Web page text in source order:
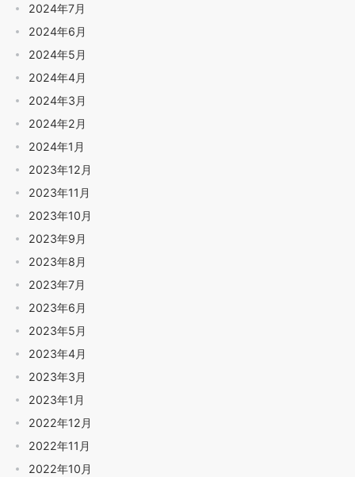
2024年7月
2024年6月
2024年5月
2024年4月
2024年3月
2024年2月
2024年1月
2023年12月
2023年11月
2023年10月
2023年9月
2023年8月
2023年7月
2023年6月
2023年5月
2023年4月
2023年3月
2023年1月
2022年12月
2022年11月
2022年10月